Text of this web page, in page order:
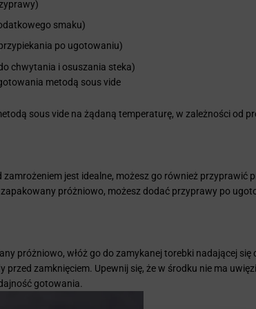
smaku)
po ugotowaniu)
chwytania i osuszania steka)
metodą sous vide
sous vide na żądaną temperaturę, w zależności od
jest idealne, możesz go również przyprawić
zapakowany próżniowo, możesz dodać przyprawy po
próżniowo, włóż go do zamykanej torebki nadającej się
zamknięciem. Upewnij się, że w środku nie ma
gotowania.